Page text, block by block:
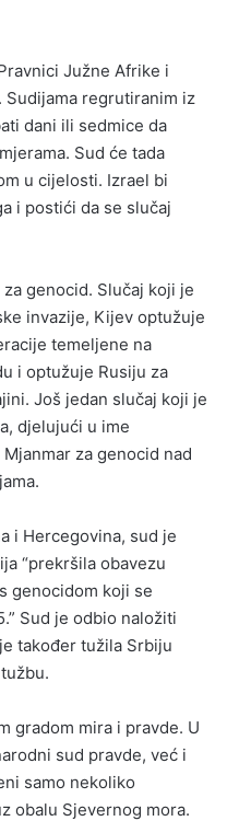
Južne Afrike i
regrutiranim iz
dani ili sedmice da
Sud će tada
u cijelosti. Izrael bi
i postići da se slučaj
genocid. Slučaj koji je
invazije, Kijev optužuje
temeljene na
i optužuje Rusiju za
Još jedan slučaj koji je
djelujući u ime
za genocid nad
i Hercegovina, sud je
“prekršila obavezu
genocidom koji se
Sud je odbio naložiti
također tužila Srbiju
gradom mira i pravde. U
sud pravde, već i
samo nekoliko
obalu Sjevernog mora.